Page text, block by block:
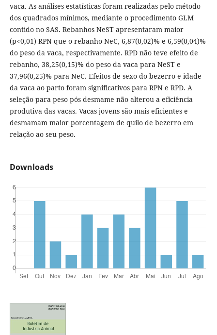
vaca. As análises estatísticas foram realizadas pelo método
dos quadrados mínimos, mediante o procedimento GLM
contido no SAS. Rebanhos NeST apresentaram maior
(p<0,01) RPN que o rebanho NeC, 6,87(0,02)% e 6,59(0,04)%
do peso da vaca, respectivamente. RPD não teve efeito de
rebanho, 38,25(0,15)% do peso da vaca para NeST e
37,96(0,25)% para NeC. Efeitos de sexo do bezerro e idade
da vaca ao parto foram significativos para RPN e RPD. A
seleção para peso pós desmame não alterou a eficiência
produtiva das vacas. Vacas jovens são mais eficientes e
desmamam maior porcentagem de quilo de bezerro em
relação ao seu peso.
Downloads